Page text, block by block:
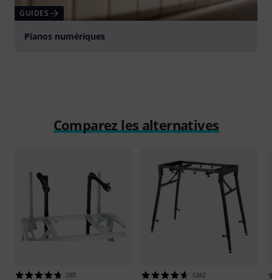
GUIDES
Pianos numériques
Comparez les alternatives
287 1242